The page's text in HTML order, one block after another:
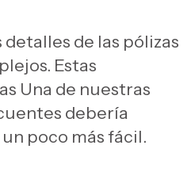
de las pólizas
Estas
Una de nuestras
debería
poco más fácil.